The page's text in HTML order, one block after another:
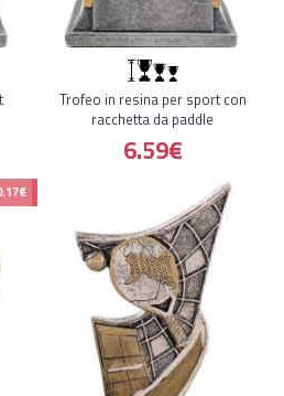
Trofeo in resina per sport con
racchetta da paddle
6.59€